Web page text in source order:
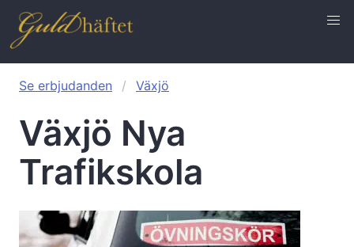
Se erbjudanden Växjö
Växjö Nya
Trafikskola